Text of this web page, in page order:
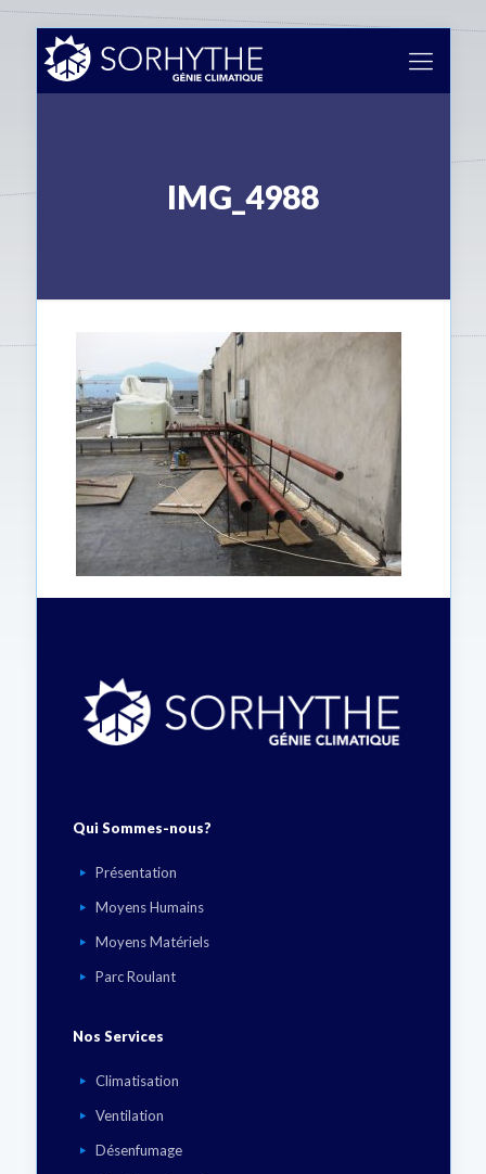
IMG_4988
Qui Sommes-nous?
Présentation
Moyens Humains
Moyens Matériels
Parc Roulant
Nos Services
Climatisation
Ventilation
Désenfumage